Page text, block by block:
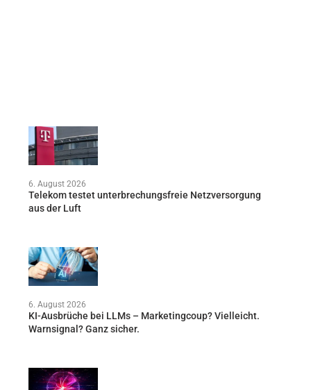
6. August 2026
Telekom testet unterbrechungsfreie Netzversorgung
aus der Luft
6. August 2026
KI-Ausbrüche bei LLMs – Marketingcoup? Vielleicht.
Warnsignal? Ganz sicher.